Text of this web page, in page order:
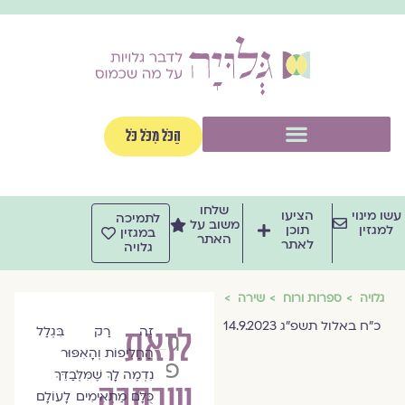
הַכֹּל מִכֹּל כֹּל
מינוי
למגזין
הציעו
תוכן
לאתר
שלחו
משוב על
האתר
לתמיכה
במגזין
גלויה
גלויה ספרות ורוח שירה
כ״ח באלול תשפ״ג 14.9.2023
לזאת
גיורא
פישר
זֶה רַק בִּגְלַל
הַחֲלִיפוֹת וְהָאִפּוּר
נִדְמֶה לָךְ שֶׁמִּלְּבַדֵּךְ
כֻּלָּם מַתְאִימִים לָעוֹלָם